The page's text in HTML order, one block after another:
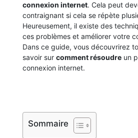
connexion internet. Cela peut
contraignant si cela se répète
Heureusement, il existe des
ces problèmes et améliorer votre
Dans ce guide, vous découvrirez
savoir sur comment résoudreun
connexion internet.
Sommaire